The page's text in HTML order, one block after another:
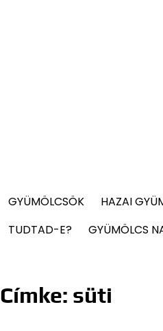
GYÜMÖLCSÖK HAZAI
TUDTAD-E?
GYÜMÖLCS
Címke: süti